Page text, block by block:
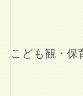
こども観・保